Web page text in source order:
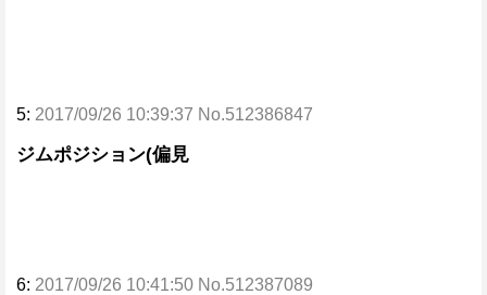
5: 2017/09/26 10:39:37 No.512386847
ジムポジション(偏見
6: 2017/09/26 10:41:50 No.512387089